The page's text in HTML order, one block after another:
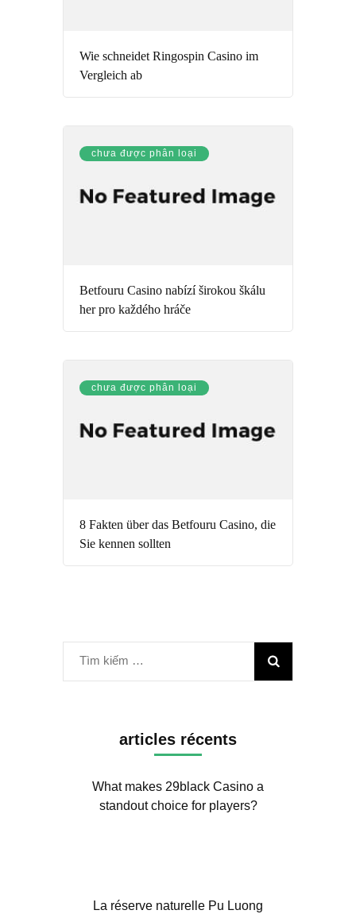
Wie schneidet Ringospin Casino im
Vergleich ab
chưa được phân loại
Betfouru Casino nabízí širokou škálu
her pro každého hráče
chưa được phân loại
8 Fakten über das Betfouru Casino, die
Sie kennen sollten
Tìm
kiếm
articles récents
What makes 29black Casino a
standout choice for players?
La réserve naturelle Pu Luong